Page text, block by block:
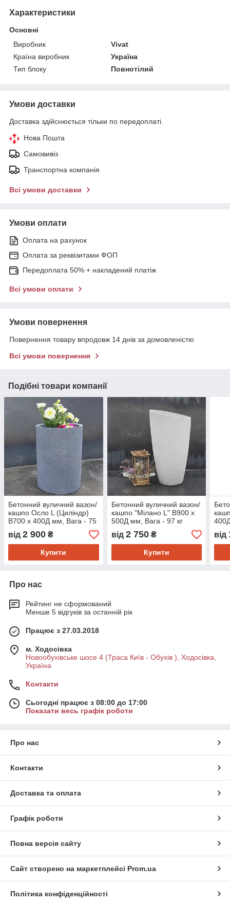
Характеристики
Основні
Виробник
Vivat
Країна виробник
Україна
Тип блоку
Повнотілий
Умови доставки
Доставка здійснюється тільки по передоплаті.
Нова Пошта
Самовивіз
Транспортна компанія
Всі умови доставки
Умови оплати
Оплата на рахунок
Оплата за реквізитами ФОП
Передоплата 50% + накладений платіж
Всі умови оплати
Умови повернення
Повернення товару впродовж 14 днів за домовленістю
Всі умови повернення
Подібні товари компанії
Бетонний вуличний вазон/
кашпо Осло L (Циліндр)
В700 x 400Д мм, Вага - 75
кг Об'єм - 50 л.
від 2 900 ₴
Купити
Бетонний вуличний вазон/
кашпо "Мілано L" В900 x
500Д мм, Вага - 97 кг
Об'єм - 85 л.
від 2 750₴
Купити
від
Про нас
Рейтинг не сформований
Менше 5 відгуків за останній рік
Працює з 27.03.2018
м. Ходосівка
Новообухівське шосе 4 (Траса Київ - Обухів ), Ходосівка,
Україна
Контакти
Сьогодні працює з 08:00 до 17:00
Показати весь графік роботи
Про нас
Контакти
Доставка та оплата
Графік роботи
Повна версія сайту
Сайт створено на маркетплейсі Prom.ua
Політика конфіденційності